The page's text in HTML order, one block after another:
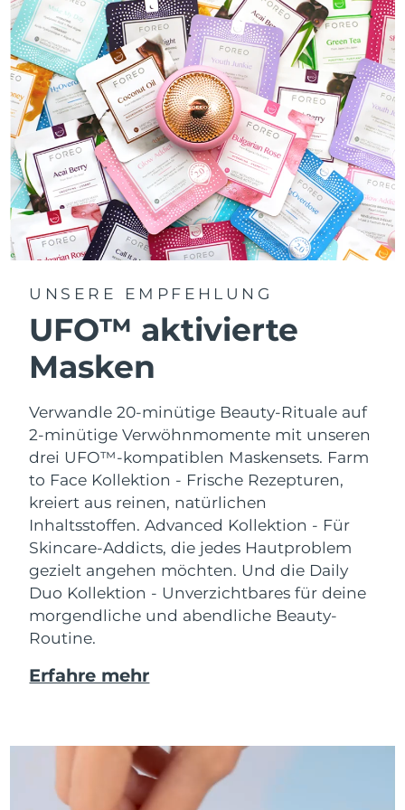
UNSERE EMPFEHLUNG
UFO™ aktivierte
Masken
Verwandle 20-minütige Beauty-Rituale auf
2-minütige Verwöhnmomente mit unseren
drei UFO™-kompatiblen Maskensets. Farm
to Face Kollektion - Frische Rezepturen,
kreiert aus reinen, natürlichen
Inhaltsstoffen. Advanced Kollektion - Für
Skincare-Addicts, die jedes Hautproblem
gezielt angehen möchten. Und die Daily
Duo Kollektion - Unverzichtbares für deine
morgendliche und abendliche Beauty-
Routine.
Erfahre mehr